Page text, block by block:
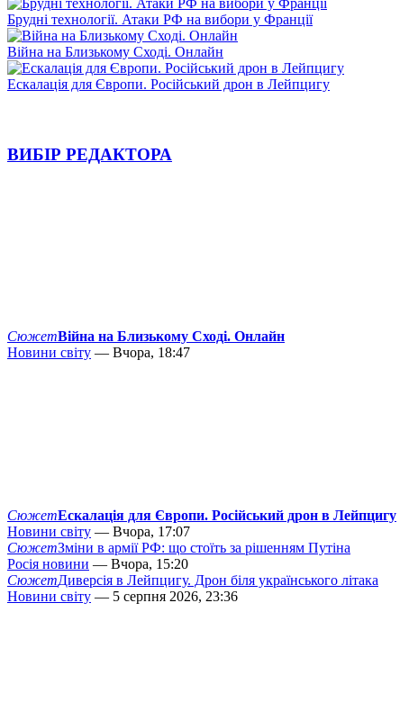
Брудні технології. Атаки РФ на вибори у Франції
Війна на Близькому Сході. Онлайн
Ескалація для Європи. Російський дрон в Лейпцигу
ВИБІР РЕДАКТОРА
СюжетВійна на Близькому Сході. Онлайн
Новини світу — Вчора, 18:47
СюжетЕскалація для Європи. Російський дрон в Лейпцигу
Новини світу — Вчора, 17:07
СюжетЗміни в армії РФ: що стоїть за рішенням Путіна
Росія новини — Вчора, 15:20
СюжетДиверсія в Лейпцигу. Дрон біля українського літака
Новини світу — 5 серпня 2026, 23:36